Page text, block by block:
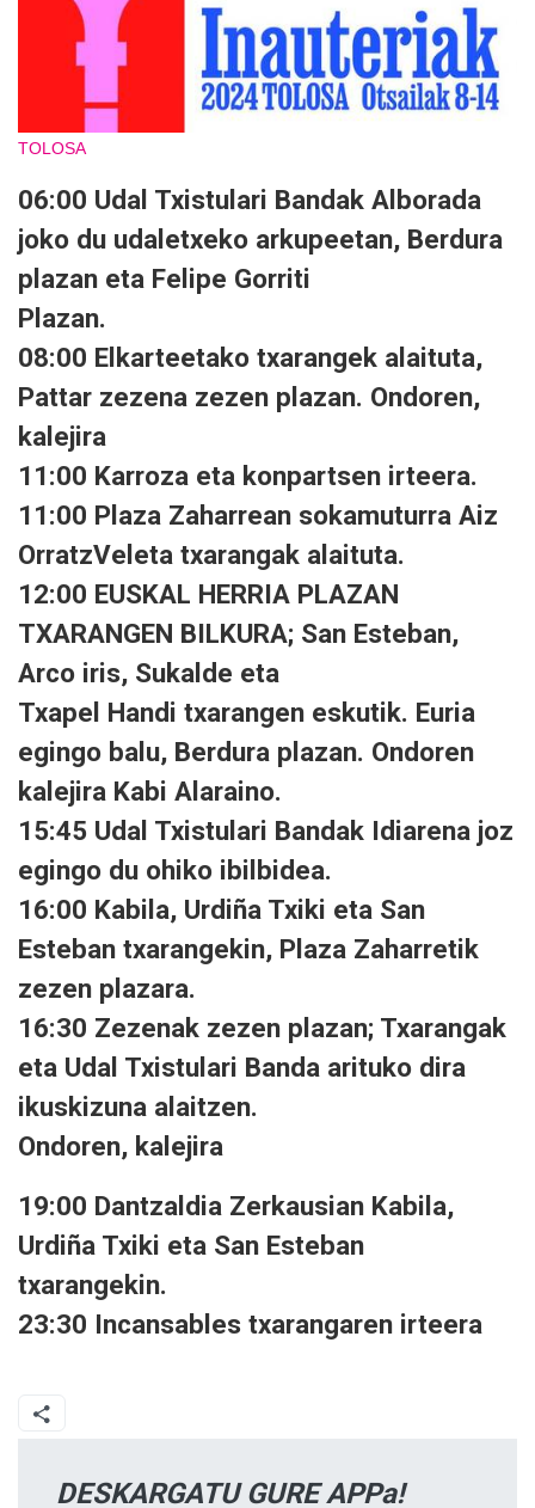
TOLOSA
06:00 Udal Txistulari Bandak Alborada
joko du udaletxeko arkupeetan, Berdura
plazan eta Felipe Gorriti
Plazan.
08:00 Elkarteetako txarangek alaituta,
Pattar zezena zezen plazan. Ondoren,
kalejira
11:00 Karroza eta konpartsen irteera.
11:00 Plaza Zaharrean sokamuturra Aiz
OrratzVeleta txarangak alaituta.
12:00 EUSKAL HERRIA PLAZAN
TXARANGEN BILKURA; San Esteban,
Arco iris, Sukalde eta
Txapel Handi txarangen eskutik. Euria
egingo balu, Berdura plazan. Ondoren
kalejira Kabi Alaraino.
15:45 Udal Txistulari Bandak Idiarena joz
egingo du ohiko ibilbidea.
16:00 Kabila, Urdiña Txiki eta San
Esteban txarangekin, Plaza Zaharretik
zezen plazara.
16:30 Zezenak zezen plazan; Txarangak
eta Udal Txistulari Banda arituko dira
ikuskizuna alaitzen.
Ondoren, kalejira
19:00 Dantzaldia Zerkausian Kabila,
Urdiña Txiki eta San Esteban
txarangekin.
23:30 Incansables txarangaren irteera
DESKARGATU GURE APPa!